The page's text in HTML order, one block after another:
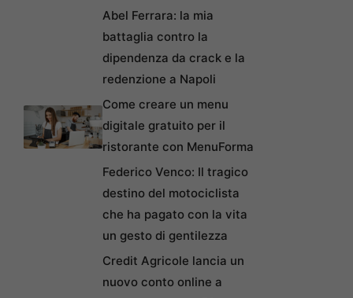
Abel Ferrara: la mia
battaglia contro la
dipendenza da crack e la
redenzione a Napoli
Come creare un menu
digitale gratuito per il
ristorante con MenuForma
Federico Venco: Il tragico
destino del motociclista
che ha pagato con la vita
un gesto di gentilezza
Credit Agricole lancia un
nuovo conto online a